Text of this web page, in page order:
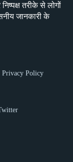
तरीके से लोगों
जानकारी के
Privacy Policy